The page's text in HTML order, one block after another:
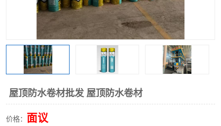
屋顶防水卷材批发 屋顶防水卷材
价格： 面议